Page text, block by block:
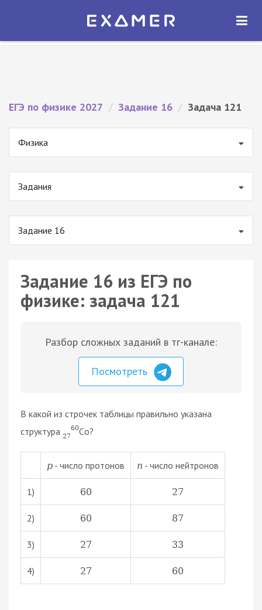
Экзамер — ЕГЭ 2027
ОТКРЫТЬ
ЕГЭ по физике 2027 / Задание 16 / Задача 121
Физика
Задания
Задание 16
Задание 16 из ЕГЭ по
физике: задача 121
Разбор сложных заданий в тг-канале:
Посмотреть
В какой из строчек таблицы правильно указана
структура 27
60Сo?
p - число протонов n - число нейтронов
1) 60 27
2) 60 87
3) 27 33
4) 27 60